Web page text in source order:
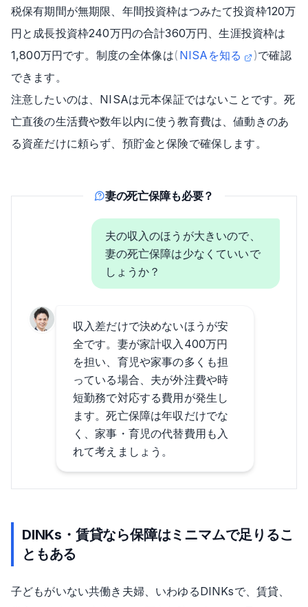
税保有期間が無期限、年間投資枠はつみたて投資枠120万
円と成長投資枠240万円の合計360万円、生涯投資枠は
1,800万円です。制度の全体像は( NISAを知る )で確認
できます。
注意したいのは、NISAは元本保証ではないことです。死
亡直後の生活費や数年以内に使う教育費は、値動きのあ
る資産だけに頼らず、預貯金と保険で確保します。
妻の死亡保障も必要？
夫の収入のほうが大きいので、
妻の死亡保障は少なくていいで
しょうか？
収入差だけで決めないほうが安
全です。妻が家計収入400万円
を担い、育児や家事の多くも担
っている場合、夫が外注費や時
短勤務で対応する費用が発生し
ます。死亡保障は年収だけでな
く、家事・育児の代替費用も入
れて考えましょう。
DINKs・賃貸なら保障はミニマムで足りるこ
ともある
子どもがいない共働き夫婦、いわゆるDINKsで、賃貸、